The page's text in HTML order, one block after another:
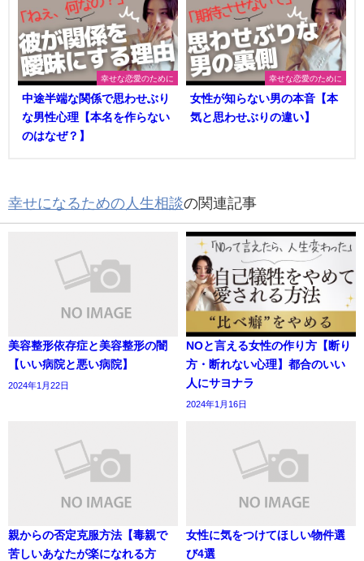
幸せな恋愛のために
中途半端な関係で思わせぶり
な男性心理【本名を作らない
のはなぜ？】
幸せな恋愛のために
女性が知らない男の本音【本
気と思わせぶりの違い】
幸せになるための人生相談の関連記事
美容整形依存症と美容整形の闇
【いい病院と悪い病院】
2024年1月22日
NOと言える女性の作り方【断り
方・断れない心理】都合のいい
人にサヨナラ
2024年1月16日
親からの否定克服方法【毒親で
苦しいあなたが楽になれる方
女性に気をつけてほしい物件選
び4選